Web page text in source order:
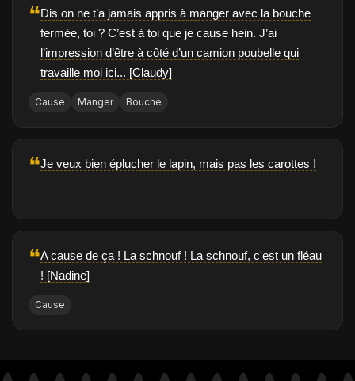
❝Dis on ne t’a jamais appris à manger avec la bouche
fermée, toi ? C’est à toi que je cause hein. J’ai
l’impression d’être à côté d’un camion poubelle qui
travaille moi ici... [Claudy]
Cause Manger Bouche
❝Je veux bien éplucher le lapin, mais pas les carottes !
❝A cause de ça ! La schnouf ! La schnouf, c'est un fléau
! [Nadine]
Cause